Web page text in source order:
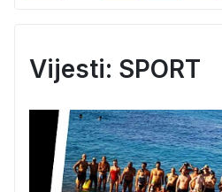
Vijesti: SPORT